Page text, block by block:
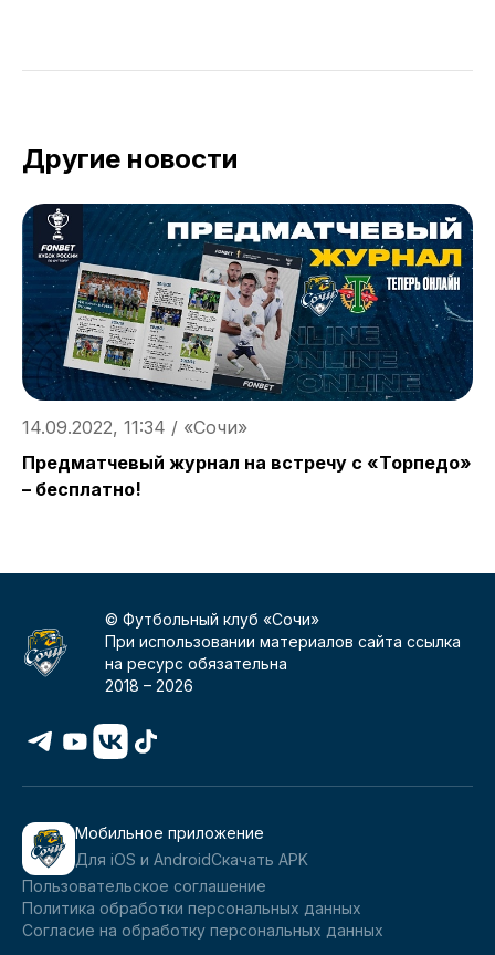
Другие новости
14.09.2022, 11:34 / «Сочи»
Предматчевый журнал на встречу с «Торпедо»
– бесплатно!
© Футбольный клуб «Сочи»
При использовании материалов сайта ссылка
на ресурс обязательна
2018 –2026
Мобильное приложение
Для iOS и AndroidСкачать APK
Пользовательское соглашение
Политика обработки персональных данных
Согласие на обработку персональных данных